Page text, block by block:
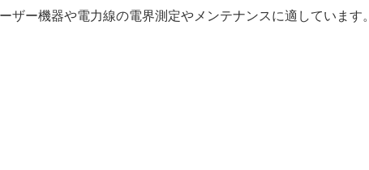
ザー機器や電力線の電界測定やメンテナンスに適しています。